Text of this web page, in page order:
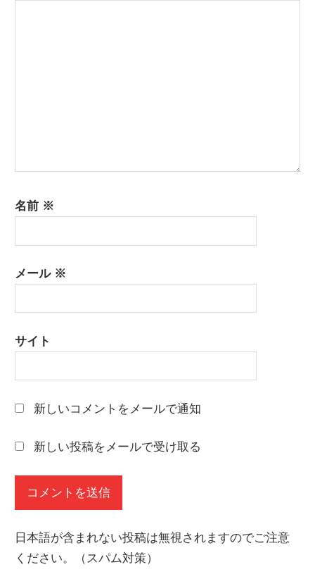
名前 ※
メール ※
サイト
新しいコメントをメールで通知
新しい投稿をメールで受け取る
日本語が含まれない投稿は無視されますのでご注意
ください。（スパム対策）